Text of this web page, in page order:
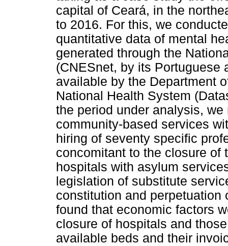
capital of Ceará, in the
to 2016. For this, we
quantitative data of mental
generated through the
(CNESnet, by its Portuguese
available by the Department
National Health System
the period under analysis,
community-based services
hiring of seventy specific
concomitant to the closure of
hospitals with asylum
legislation of substitute
constitution and perpetuation
found that economic factors
closure of hospitals and
available beds and their